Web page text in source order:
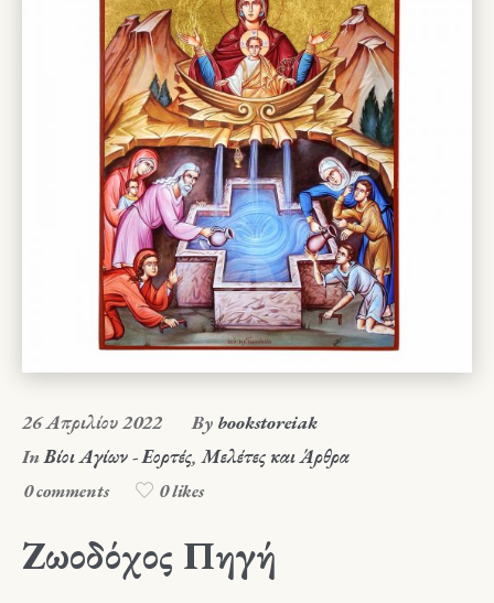
26 Απριλίου 2022 By bookstoreiak
InΒίοι Αγίων - Εορτές,Μελέτες και Άρθρα
0 comments 0 likes
Ζωοδόχος Πηγή